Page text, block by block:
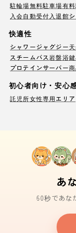
駐輪場無料駐車場有
入会自動受付 入退館
快適性
シャワージャグジー
スチームバス岩盤浴
プロテインサーバー
初心者向け・安心
託児所女性専用エリア
あ
60秒であな